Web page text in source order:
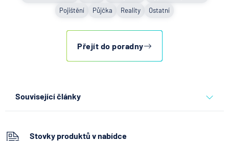
Pojištění
Půjčka Reality Ostatní
Přejít do poradny
Související články
Stovky produktů v nabídce